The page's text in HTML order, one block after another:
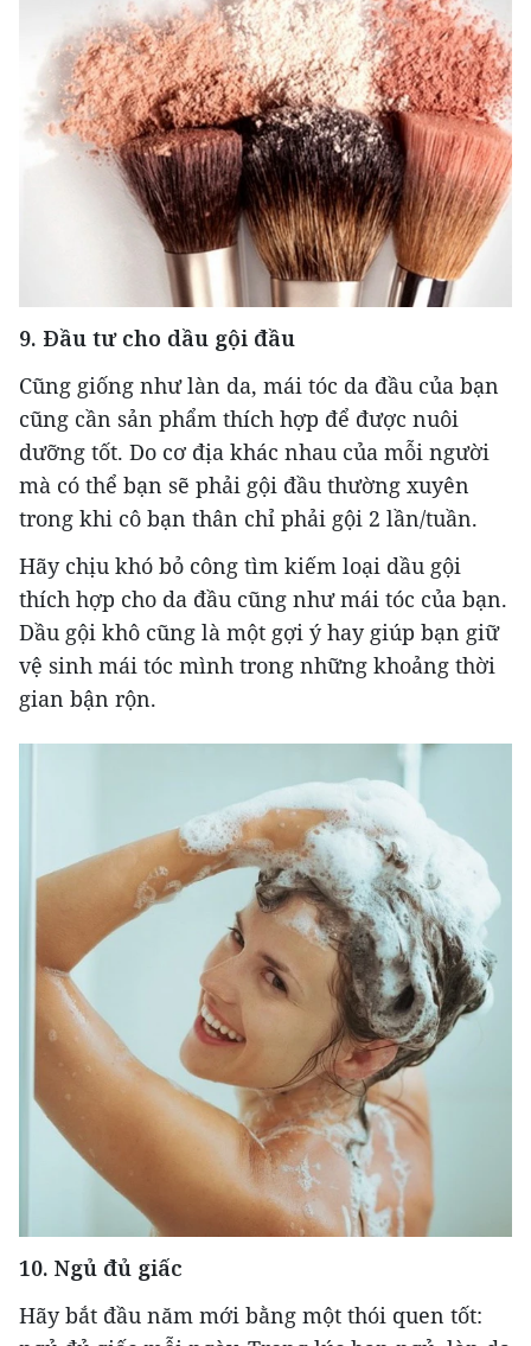
9. Đầu tư cho dầu gội đầu
Cũng giống như làn da, mái tóc da đầu của bạn
cũng cần sản phẩm thích hợp để được nuôi
dưỡng tốt. Do cơ địa khác nhau của mỗi người
mà có thể bạn sẽ phải gội đầu thường xuyên
trong khi cô bạn thân chỉ phải gội 2 lần/tuần.
Hãy chịu khó bỏ công tìm kiếm loại dầu gội
thích hợp cho da đầu cũng như mái tóc của bạn.
Dầu gội khô cũng là một gợi ý hay giúp bạn giữ
vệ sinh mái tóc mình trong những khoảng thời
gian bận rộn.
10. Ngủ đủ giấc
Hãy bắt đầu năm mới bằng một thói quen tốt: